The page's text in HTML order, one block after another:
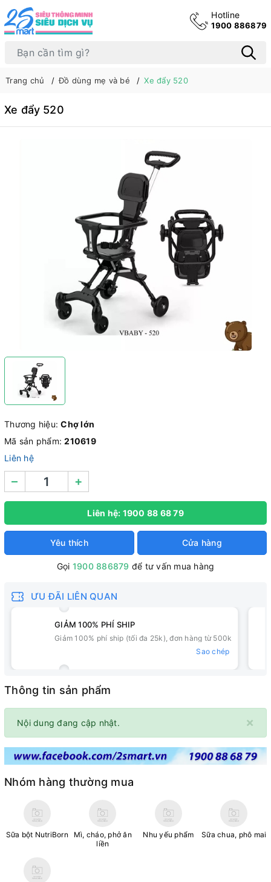
Hotline
1900 886879
Trang chủ Đồ dùng mẹ và bé Xe đẩy 520
Xe đẩy 520
Thương hiệu:Chợ lớn
Mã sản phẩm:210619
Liên hệ
– +
Liên hệ: 1900 88 68 79
Yêu thích Cửa hàng
Gọi 1900 886879 để tư vấn mua hàng
ƯU ĐÃI LIÊN QUAN
GIẢM 100% PHÍ SHIP
Giảm 100% phí ship (tối đa 25k), đơn hàng từ 500k
Sao chép
Thông tin sản phẩm
×
Nội dung đang cập nhật.
Nhóm hàng thường mua
Sữa bột NutriBorn
Mì, cháo, phở ăn
liền
Nhu yếu phẩm Sữa chua, phô mai